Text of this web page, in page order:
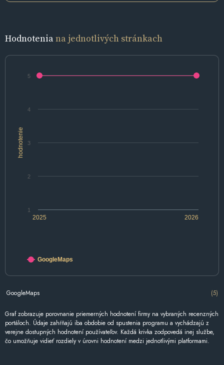
Hodnoteniana jednotlivých stránkach
hodnotenie
2025 2026
1
2
3
4
5
GoogleMaps
GoogleMaps (5)
Graf zobrazuje porovnanie priemerných hodnotení firmy na vybraných recenzných
portáloch. Údaje zahŕňajú iba obdobie od spustenia programu a vychádzajú z
verejne dostupných hodnotení používateľov. Každá krivka zodpovedá inej službe,
čo umožňuje vidieť rozdiely v úrovni hodnotení medzi jednotlivými platformami.